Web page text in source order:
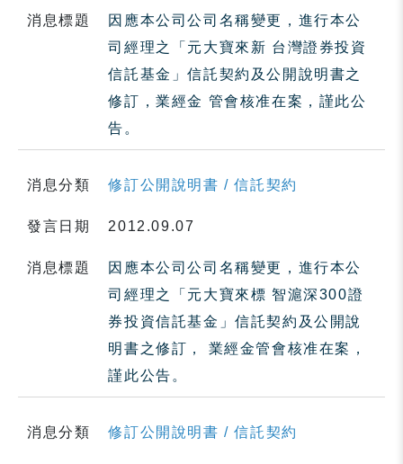
消息標題
因應本公司公司名稱變更，進行本公
司經理之「元大寶來新 台灣證券投資
信託基金」信託契約及公開說明書之
修訂，業經金 管會核准在案，謹此公
告。
消息分類 修訂公開說明書 / 信託契約
發言日期 2012.09.07
消息標題
因應本公司公司名稱變更，進行本公
司經理之「元大寶來標 智滬深300證
券投資信託基金」信託契約及公開說
明書之修訂， 業經金管會核准在案，
謹此公告。
消息分類 修訂公開說明書 / 信託契約